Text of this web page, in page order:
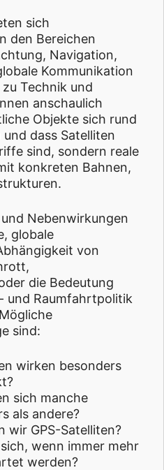
sich
den Bereichen
Navigation,
Kommunikation
Technik und
anschaulich
Objekte sich rund
dass Satelliten
sind, sondern reale
konkreten Bahnen,
Nebenwirkungen
globale
von
die Bedeutung
und Raumfahrtpolitik
sind:
wirken besonders
sich manche
als andere?
wir GPS-Satelliten?
wenn immer mehr
werden?